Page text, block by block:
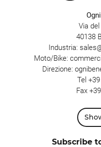
Via
40138
Industria:
Moto/Bike:
Direzione:
Tel
Fax
Subscribe